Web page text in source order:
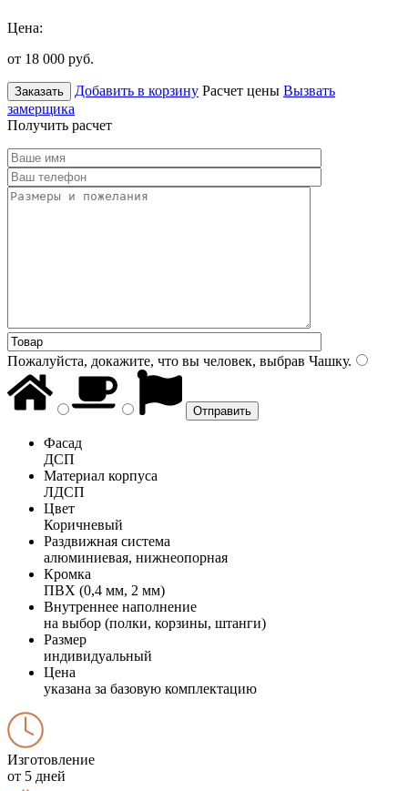
Цена:
от 18 000 руб.
Заказать Добавить в корзину Расчет цены Вызвать
замерщика
Получить расчет
Пожалуйста, докажите, что вы человек, выбрав Чашку.
Фасад
ДСП
Материал корпуса
ЛДСП
Цвет
Коричневый
Раздвижная система
алюминиевая, нижнеопорная
Кромка
ПВХ (0,4 мм, 2 мм)
Внутреннее наполнение
на выбор (полки, корзины, штанги)
Размер
индивидуальный
Цена
указана за базовую комплектацию
Изготовление
от 5 дней